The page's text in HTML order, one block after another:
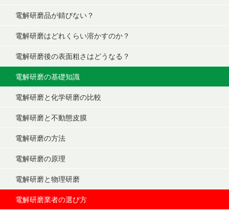
電解研磨品が錆びない？
電解研磨はどれくらい溶かすのか？
電解研磨後の表面粗さはどうなる？
電解研磨の基礎知識
電解研磨と化学研磨の比較
電解研磨と不動態皮膜
電解研磨の方法
電解研磨の原理
電解研磨と物理研磨
電解研磨業者の選び方